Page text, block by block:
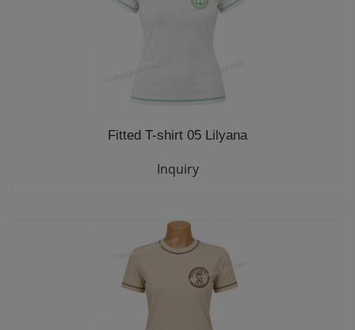
Fitted T-shirt 05 Lilyana
Inquiry